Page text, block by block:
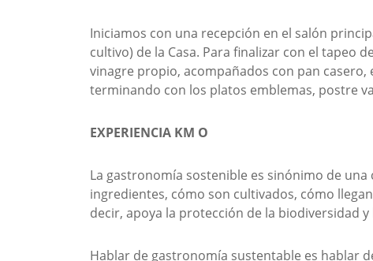
Iniciamos con una recepción en el salón
cultivo) de la Casa. Para finalizar con el tapeo
vinagre propio, acompañados con pan
terminando con los platos emblemas, postre
EXPERIENCIA KM O
La gastronomía sostenible es sinónimo de
ingredientes, cómo son cultivados, cómo
decir, apoya la protección de la biodiversidad
Hablar de gastronomía sustentable es hablar